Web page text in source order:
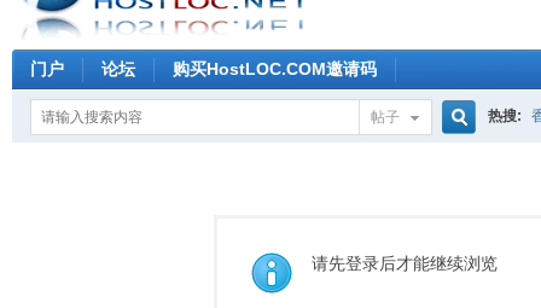
门户 论坛 购买HostLOC.COM邀请码
帖子
索
热搜:
请先登录后才能继续浏览